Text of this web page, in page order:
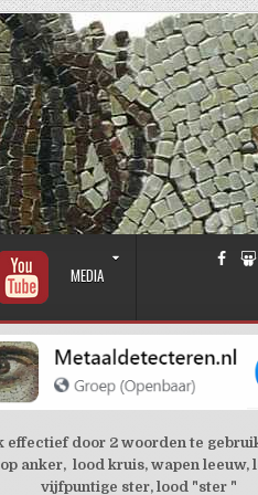
MEDIA
effectief door 2 woorden te
anker, lood kruis, wapen leeuw,
vijfpuntige ster, lood "ster "